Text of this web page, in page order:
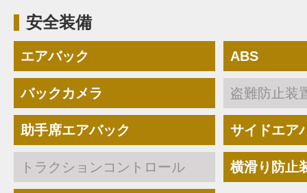
安全装備
エアバック ABS
バックカメラ 盗難防止装
助手席エアバック サイドエア
トラクションコントロール 横滑り防止